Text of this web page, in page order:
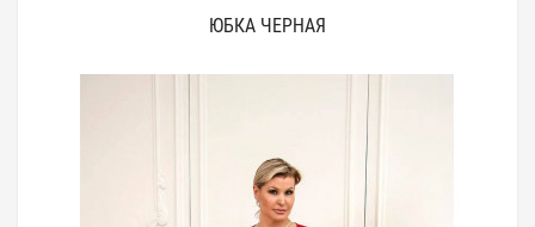
ЮБКА ЧЕРНАЯ